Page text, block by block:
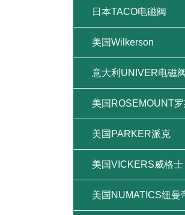
日本TACO电磁阀
美国Wilkerson
意大利UNIVER电磁阀
美国ROSEMOUNT
美国PARKER派克
美国VICKERS威格士
美国NUMATICS纽曼